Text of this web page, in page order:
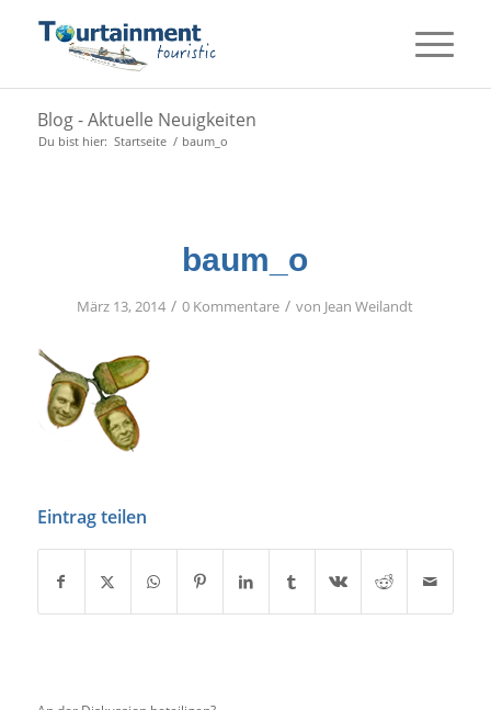
Blog - Aktuelle Neuigkeiten
Du bist hier: Startseite / baum_o
baum_o
März 13, 2014 / 0 Kommentare / von Jean Weilandt
Eintrag teilen